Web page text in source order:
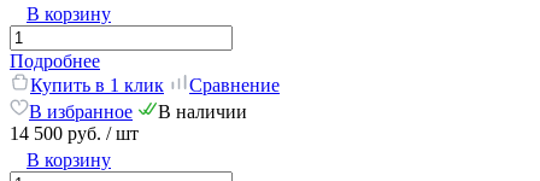
В корзину
Подробнее
Купить в 1 клик
Сравнение
В избранное
В наличии
14 500 руб. / шт
В корзину